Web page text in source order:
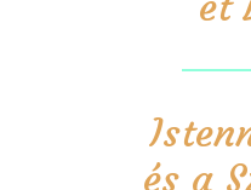
és a